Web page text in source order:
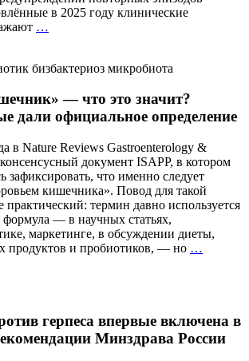
в 2025 году клинические
…
впереди
— что это значит?
дали официальное определение
в Nature Reviews Gastroenterology &
документ ISAPP, в котором
зафиксировать, что именно следует
кишечника». Повод для такой
термин давно используется
формула — в научных статьях,
маркетинге, в обсуждении диеты,
продуктов и пробиотиков, — но …
значит?
Учёные
впервые
герпеса впервые включена в
Минздрава России